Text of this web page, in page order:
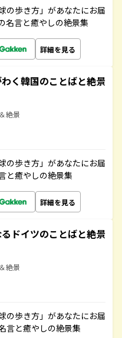
の歩き方」があなたにお届
名言と癒やしの絶景集
詳細を見る
く韓国のことばと絶景
絶景
の歩き方」があなたにお届
と癒やしの絶景集
詳細を見る
ドイツのことばと絶景
絶景
の歩き方」があなたにお届
言と癒やしの絶景集